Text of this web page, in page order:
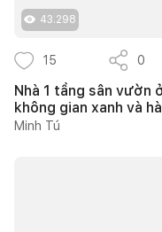
43.298
15 0
Nhà 1 tầng sân vườn
không gian xanh và
Minh Tú